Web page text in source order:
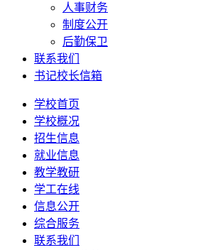
人事财务
制度公开
后勤保卫
联系我们
书记校长信箱
学校首页
学校概况
招生信息
就业信息
教学教研
学工在线
信息公开
综合服务
联系我们